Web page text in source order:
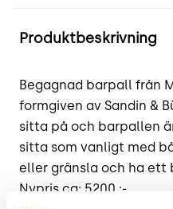
Produktbeskrivning
Begagnad barpall från
formgiven av Sandin &
sitta på och barpallen
sitta som vanligt med
eller gränsla och ha ett
Nypris ca: 5200 :-